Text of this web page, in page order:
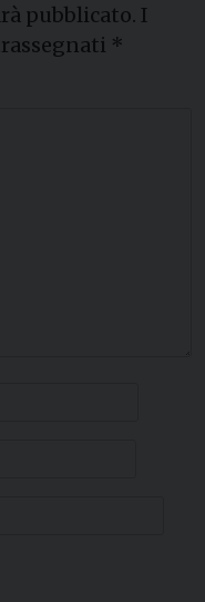
pubblicato. I
*